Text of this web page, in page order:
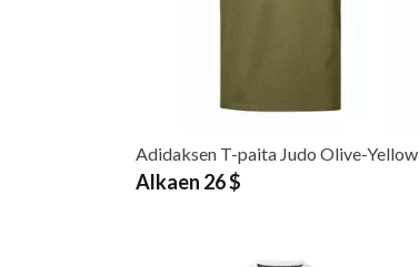
Adidaksen T-paita Judo Olive-Yellow
Alkaen 26 $